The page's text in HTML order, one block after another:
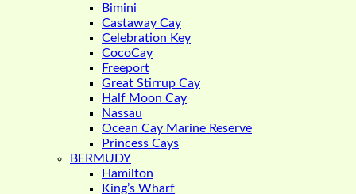
Bimini
Castaway Cay
Celebration Key
CocoCay
Freeport
Great Stirrup Cay
Half Moon Cay
Nassau
Ocean Cay Marine Reserve
Princess Cays
BERMUDY
Hamilton
King’s Wharf